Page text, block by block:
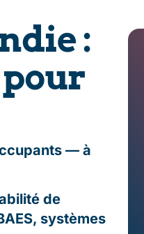
:
— à
de
systèmes